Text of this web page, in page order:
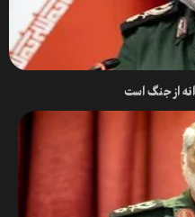
از جنگ است